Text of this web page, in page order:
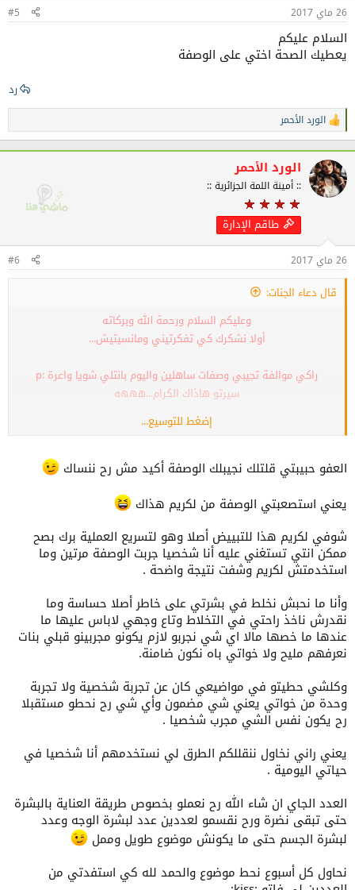
:
26 ماي 2017 #5
السلام عليكم
يعطيك الصحة اختي على الوصفة
رد
ا
ل
ت
ف
ا
ع
الورد الأحمر
الورد الأحمر
:: أمينة اللمة الجزائرية ::
طاقم الإدارة
26 ماي 2017 #6
قال دعاء الجنات:
وعليكم السلام ورحمة الله وبركاته
أولا نشكرك كي تفكرتيني ومانسيتيش...
راكي موالفة تجيبي وصفات ساهلين واليوم بانتلي شويا واعرة :p
سيرتو هاذاك الكرام...هههه
بصح والله بإذن الله راح نجربها ومباشرة راح نرد لك بالخبر..
وتاني عمري مانآمن واش نقرا في الnet بصح مور ماقريت وصفاتك
هايلين وطريقة شرحك رائعة... خلاص وليت نجرب وراني جربت وصفات
ونصائح(سلسلة كوني جميلة العدد الأول والثاني )
سمحيلي طولت عليك.. المهم ماتبخليش علينا بيسك بتجارب أخرى وشكرا
لك...:kiss:
إضغط للتوسيع...
العفو حبيبتي قلتلك نجيبلك الوصفة أكيد مش رح ننساك
يعني استصعبتي الوصفة من لكريم هذاك
شوفي لكريم هذا للتبييض أصلا وهو لتسريع العملية برك بصح
ممكن انتي تستغني عليه أنا شخصيا جربت الوصفة مرتين وما
استخدمتش لكريم وشفت نتيجة واضحة .
وأنا ما نحبش نخلط في بشرتي على خاطر أصلا حساسة وما
نقدرش ناخذ راحتي في التخلاط وتاع وجهي لاباس عليها ما
عندها ما خصها مالا اي شي نجربو لازم يكونو مجربينو قبلي بنات
نعرفهم مليح ولا خواتي باه نكون ضامنة.
وكلشي حطيتو في مواضيعي كان عن تجربة شخصية ولا تجربة
وحدة من خواتي يعني شي مضمون وأي شي رح نحطو مستقبلا
رح يكون نفس الشي مجرب شخصيا .
يعني راني نخاول ننقللكم الطرق لي نستخدمهم أنا شخصيا في
حياتي اليومية .
العدد الجاي ان شاء الله رح نعملو بخصوص طريقة العناية بالبشرة
حتى تبقى نضرة ورح نقسمو لعددين عدد لبشرة الوجه وعدد
لبشرة الجسم حتى ما يكونش موضوع طويل وممل
نحاول كل أسبوع نحط موضوع والحمد لله كي استفدتي من